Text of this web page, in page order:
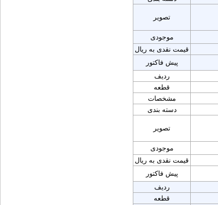
تصویر
موجودی
قیمت نقدی به ریال
پیش فاکتور
ردیف
قطعه
مشخصات
دسته بندی
تصویر
موجودی
قیمت نقدی به ریال
پیش فاکتور
ردیف
قطعه